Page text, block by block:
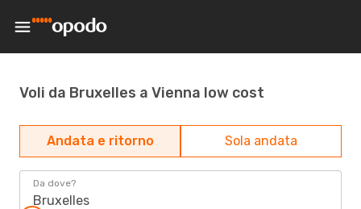
Voli da Bruxelles a Vienna low cost
Andata e ritorno Sola andata
Da dove?
Bruxelles